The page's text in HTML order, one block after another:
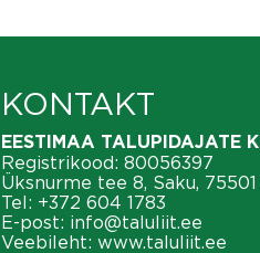
KONTAKT
EESTIMAA TALUPIDAJATE
Registrikood: 80056397
Üksnurme tee 8, Saku,
Tel: +372 604 1783
E-post: info@taluliit.ee
Veebileht: www.taluliit.ee